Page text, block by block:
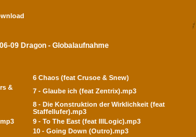
09 Dragon - Globalaufnahme
6 Chaos (feat Crusoe & Snew)
&
7 - Glaube ich (feat Zentrix).mp3
8 - Die Konstruktion der Wirklichkeit (feat
Staffellufer).mp3
9 - To The East (feat IllLogic).mp3
10 - Going Down (Outro).mp3